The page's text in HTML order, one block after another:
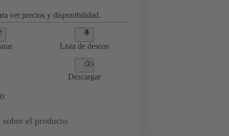
ver precios y disponibilidad.
Lista de deseos
Descargar
0
sobre el producto